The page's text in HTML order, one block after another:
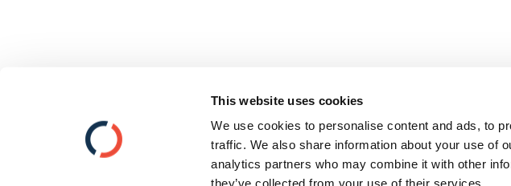
This website uses cookies
We use cookies to personalise content and ads, to
traffic. We also share information about your use of
analytics partners who may combine it with other
they’ve collected from your use of their services.
Datenschutz
Impressum
Newsletter Anmeldung
International